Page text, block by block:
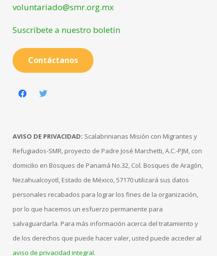
voluntariado@smr.org.mx
Suscríbete a nuestro boletín
Contáctanos
AVISO DE PRIVACIDAD: Scalabrinianas Misión con Migrantes y
Refugiados-SMR, proyecto de Padre José Marchetti, A.C.-PJM, con
domicilio en Bosques de Panamá No.32, Col. Bosques de Aragón,
Nezahualcoyotl, Estado de México, 57170 utilizará sus datos
personales recabados para lograr los fines de la organización,
por lo que hacemos un esfuerzo permanente para
salvaguardarla. Para más información acerca del tratamiento y
de los derechos que puede hacer valer, usted puede acceder al
aviso de privacidad integral.